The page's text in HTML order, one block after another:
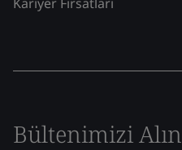
Bültenimizi Alın